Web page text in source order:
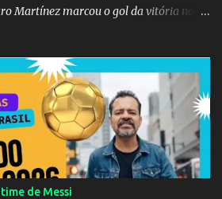
Martínez marcou o gol da vitória nos
de Messi